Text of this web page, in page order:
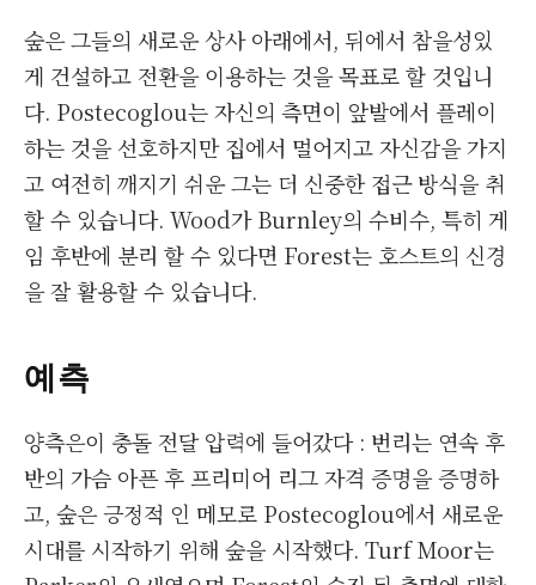
숲은 그들의 새로운 상사 아래에서, 뒤에서 참을성있
게 건설하고 전환을 이용하는 것을 목표로 할 것입니
다. Postecoglou는 자신의 측면이 앞발에서 플레이
하는 것을 선호하지만 집에서 멀어지고 자신감을 가지
고 여전히 깨지기 쉬운 그는 더 신중한 접근 방식을 취
할 수 있습니다. Wood가 Burnley의 수비수, 특히 게
임 후반에 분리 할 수 ​​있다면 Forest는 호스트의 신경
을 잘 활용할 수 있습니다.
예측
양측은이 충돌 전달 압력에 들어갔다 : 번리는 연속 후
반의 가슴 아픈 후 프리미어 리그 자격 증명을 증명하
고, 숲은 긍정적 인 메모로 Postecoglou에서 새로운
시대를 시작하기 위해 숲을 시작했다. Turf Moor는